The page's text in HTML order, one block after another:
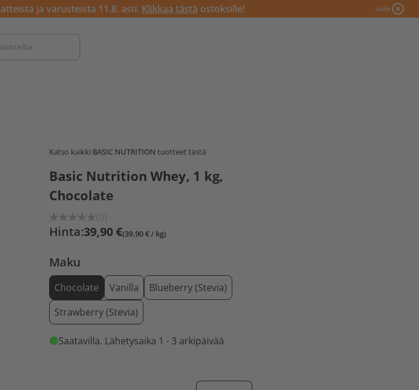
ja varusteista 11.8. asti. Klikkaa tästä ostoksille! sulje
Katso kaikki BASIC NUTRITION tuotteet tästä
Basic Nutrition Whey, 1 kg,
Chocolate
(0)
Hinta:39,90 €(39,90 € / kg)
Maku
Chocolate Vanilla
Blueberry (Stevia)
Strawberry (Stevia)
Saatavilla. Lähetysaika 1 - 3 arkipäivää